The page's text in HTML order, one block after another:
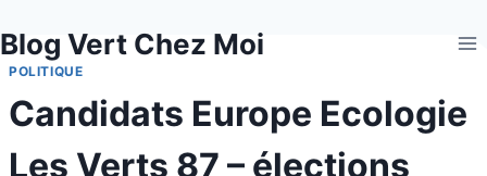
au
contenu
Blog Vert Chez Moi
POLITIQUE
Candidats Europe Ecologie
Les Verts 87 – élections